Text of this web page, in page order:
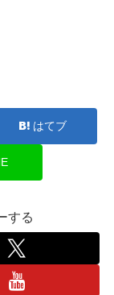
はてブ
する